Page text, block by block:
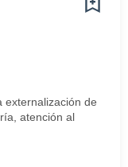
externalización de
atención al